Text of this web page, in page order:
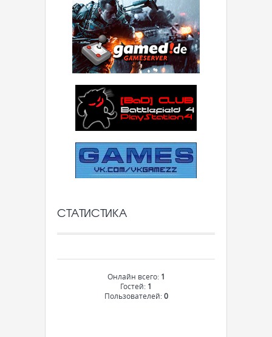
СТАТИСТИКА
Онлайн всего: 1
Гостей: 1
Пользователей:0